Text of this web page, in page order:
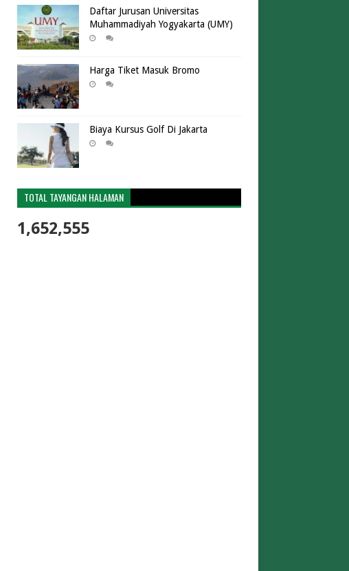
Daftar Jurusan Universitas
Muhammadiyah Yogyakarta (UMY)
Harga Tiket Masuk Bromo
Biaya Kursus Golf Di Jakarta
TOTAL TAYANGAN HALAMAN
1,652,555